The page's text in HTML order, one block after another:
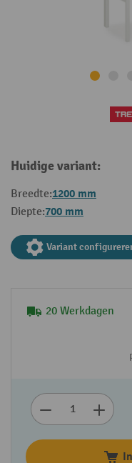
Huidige variant:
Breedte:1200 mm
Diepte:700 mm
Variant
20 Werkdagen